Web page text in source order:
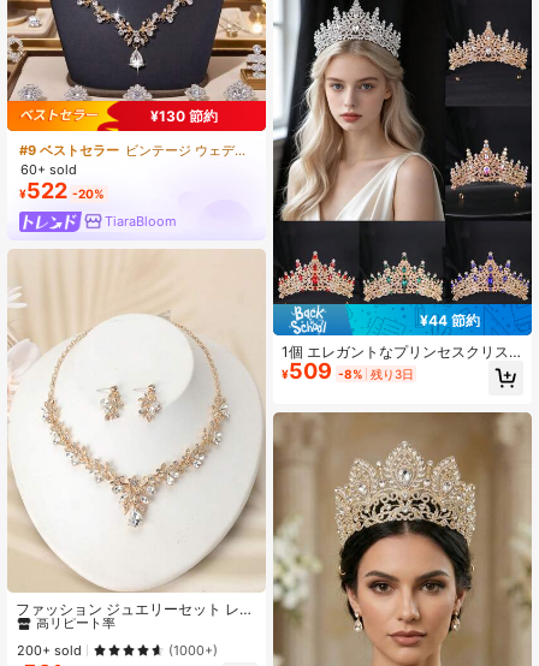
¥130 節約
#9 ベストセラー
ビンテージ ウェディングファッションジュエリー
60+ sold
¥522 -20%
TiaraBloom
ファッション ジュエリーセット レデ
ィース ウェディングパーティー クリ
スタル パール 3点セット
#6 ベストセラー
高リピート率
#6 ベストセラー
高リピート率
#6 ベストセラー
高リピート率
200+ sold (1000+)
¥44 節約
1個 エレガントなプリンセスクリス
タルダイヤモンドクラウン - 結婚
式、誕生日、特別な日のためのキラ
¥509 -8% 残り3日